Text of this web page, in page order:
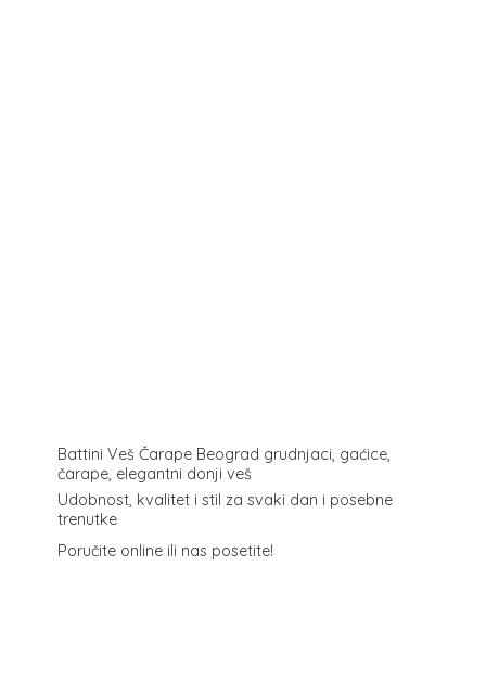
Battini Veš Čarape Beograd grudnjaci, gaćice,
čarape, elegantni donji veš
Udobnost, kvalitet i stil za svaki dan i posebne
trenutke
Poručite online ili nas posetite!